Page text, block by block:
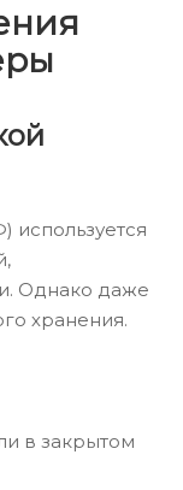
Однако даже
хранения.
в закрытом